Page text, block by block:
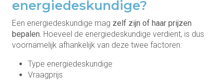
energiedeskundige?
Een energiedeskundige mag zelf zijn of haar prijzen
bepalen. Hoeveel de energiedeskundige verdient, is dus
voornamelijk afhankelijk van deze twee factoren:
Type energiedeskundige
Vraagprijs